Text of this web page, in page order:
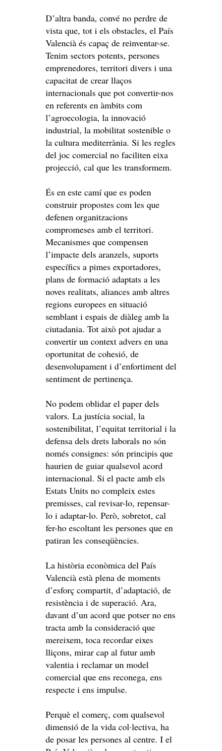
D’altra banda, convé no perdre de
vista que, tot i els obstacles, el País
Valencià és capaç de reinventar-se.
Tenim sectors potents, persones
emprenedores, territori divers i una
capacitat de crear llaços
internacionals que pot convertir-nos
en referents en àmbits com
l’agroecologia, la innovació
industrial, la mobilitat sostenible o
la cultura mediterrània. Si les regles
del joc comercial no faciliten eixa
projecció, cal que les transformem.
És en este camí que es poden
construir propostes com les que
defenen organitzacions
compromeses amb el territori.
Mecanismes que compensen
l’impacte dels aranzels, suports
específics a pimes exportadores,
plans de formació adaptats a les
noves realitats, aliances amb altres
regions europees en situació
semblant i espais de diàleg amb la
ciutadania. Tot això pot ajudar a
convertir un context advers en una
oportunitat de cohesió, de
desenvolupament i d’enfortiment del
sentiment de pertinença.
No podem oblidar el paper dels
valors. La justícia social, la
sostenibilitat, l’equitat territorial i la
defensa dels drets laborals no són
només consignes: són principis que
haurien de guiar qualsevol acord
internacional. Si el pacte amb els
Estats Units no compleix estes
premisses, cal revisar-lo, repensar-
lo i adaptar-lo. Però, sobretot, cal
fer-ho escoltant les persones que en
patiran les conseqüències.
La història econòmica del País
Valencià està plena de moments
d’esforç compartit, d’adaptació, de
resistència i de superació. Ara,
davant d’un acord que potser no ens
tracta amb la consideració que
mereixem, toca recordar eixes
lliçons, mirar cap al futur amb
valentia i reclamar un model
comercial que ens reconega, ens
respecte i ens impulse.
Perquè el comerç, com qualsevol
dimensió de la vida col·lectiva, ha
de posar les persones al centre. I el